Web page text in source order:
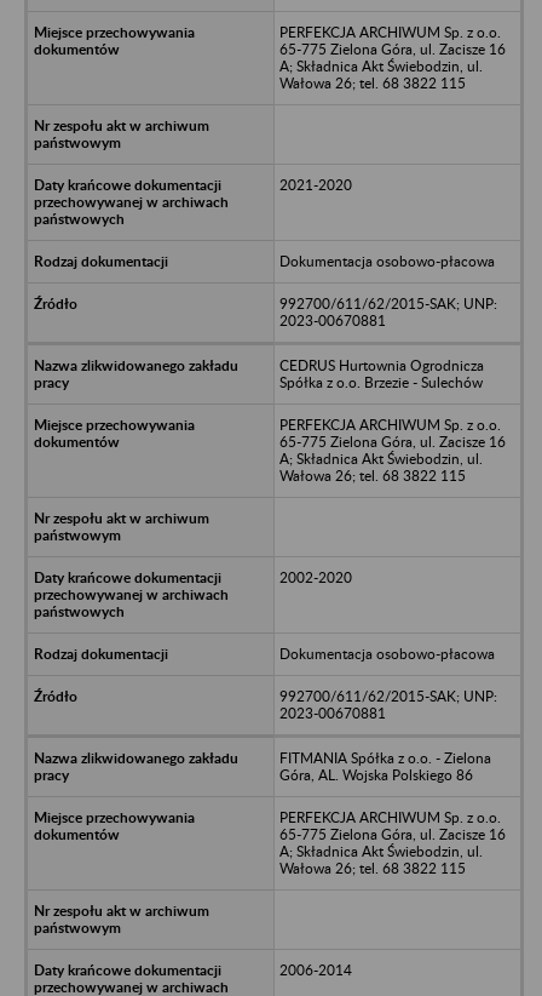
PERFEKCJA ARCHIWUM Sp. z o.o.
65-775 Zielona Góra, ul. Zacisze 16
A; Składnica Akt Świebodzin, ul.
Wałowa 26; tel. 68 3822 115
2021-2020
Dokumentacja osobowo-płacowa
992700/611/62/2015-SAK; UNP:
2023-00670881
CEDRUS Hurtownia Ogrodnicza
Spółka z o.o. Brzezie - Sulechów
PERFEKCJA ARCHIWUM Sp. z o.o.
65-775 Zielona Góra, ul. Zacisze 16
A; Składnica Akt Świebodzin, ul.
Wałowa 26; tel. 68 3822 115
2002-2020
Dokumentacja osobowo-płacowa
992700/611/62/2015-SAK; UNP:
2023-00670881
FITMANIA Spółka z o.o. - Zielona
Góra, AL. Wojska Polskiego 86
PERFEKCJA ARCHIWUM Sp. z o.o.
65-775 Zielona Góra, ul. Zacisze 16
A; Składnica Akt Świebodzin, ul.
Wałowa 26; tel. 68 3822 115
2006-2014